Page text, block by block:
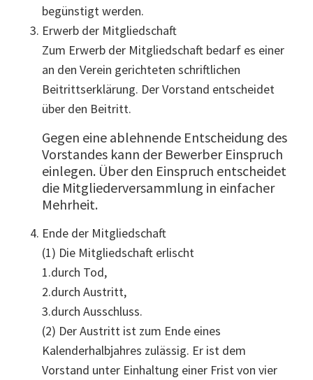
begünstigt werden.
Erwerb der Mitgliedschaft
Zum Erwerb der Mitgliedschaft bedarf es einer
an den Verein gerichteten schriftlichen
Beitrittserklärung. Der Vorstand entscheidet
über den Beitritt.
Gegen eine ablehnende Entscheidung des
Vorstandes kann der Bewerber Einspruch
einlegen. Über den Einspruch entscheidet
die Mitgliederversammlung in einfacher
Mehrheit.
Ende der Mitgliedschaft
(1) Die Mitgliedschaft erlischt
1.durch Tod,
2.durch Austritt,
3.durch Ausschluss.
(2) Der Austritt ist zum Ende eines
Kalenderhalbjahres zulässig. Er ist dem
Vorstand unter Einhaltung einer Frist von vier